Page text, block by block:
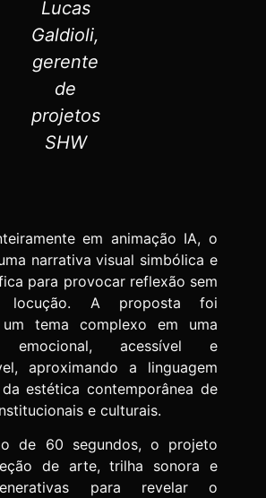
Lucas
Galdioli,
gerente
de
projetos
SHW
em animação IA, o
narrativa visual simbólica e
para provocar reflexão sem
locução. A proposta foi
um tema complexo em uma
emocional, acessível e
aproximando a linguagem
estética contemporânea de
e culturais.
de 60 segundos, o projeto
de arte, trilha sonora e
para revelar o